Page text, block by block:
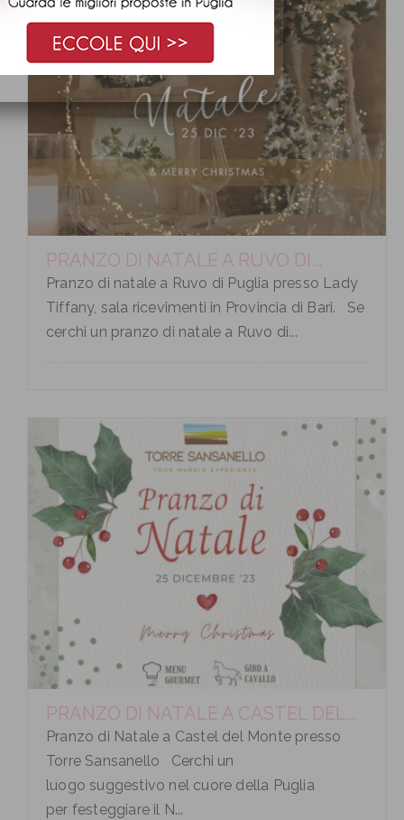
PRANZO DI NATALE A RUVO DI...
Pranzo di natale a Ruvo di Puglia presso Lady
Tiffany, sala ricevimenti in Provincia di Bari. Se
cerchi un pranzo di natale a Ruvo di...
PRANZO DI NATALE A CASTEL DEL...
Pranzo di Natale a Castel del Monte presso
Torre Sansanello Cerchi un
luogo suggestivo nel cuore della Puglia
per festeggiare il N...